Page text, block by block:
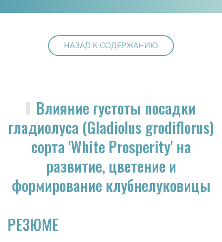
НАЗАД К СОДЕРЖАНИЮ
Влияние густоты посадки
гладиолуса (Gladiolus grodiflorus)
сорта 'White Prosperity' на
развитие, цветение и
формирование клубнелуковицы
РЕЗЮМЕ